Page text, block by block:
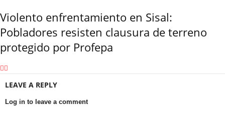
Violento enfrentamiento en Sisal:
Pobladores resisten clausura de terreno
protegido por Profepa
LEAVE A REPLY
Log in to leave a comment